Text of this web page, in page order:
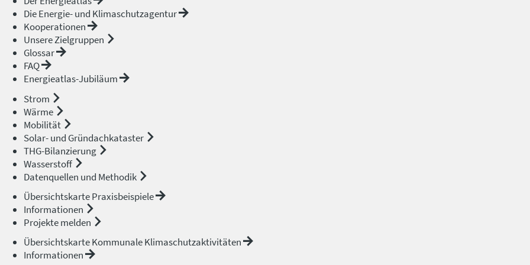
Die Energie- und Klimaschutzagentur
Kooperationen
Unsere Zielgruppen
Glossar
FAQ
Energieatlas-Jubiläum
Strom
Wärme
Mobilität
Solar- und Gründachkataster
THG-Bilanzierung
Wasserstoff
Datenquellen und Methodik
Übersichtskarte Praxisbeispiele
Informationen
Projekte melden
Übersichtskarte Kommunale Klimaschutzaktivitäten
Informationen